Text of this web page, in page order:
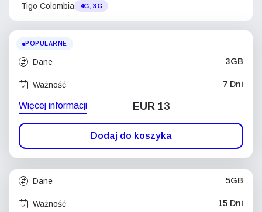
Tigo Colombia 4G, 3G
POPULARNE
Dane 3GB
Ważność 7 Dni
Więcej informacji EUR 13
Dodaj do koszyka
Dane 5GB
Ważność 15 Dni